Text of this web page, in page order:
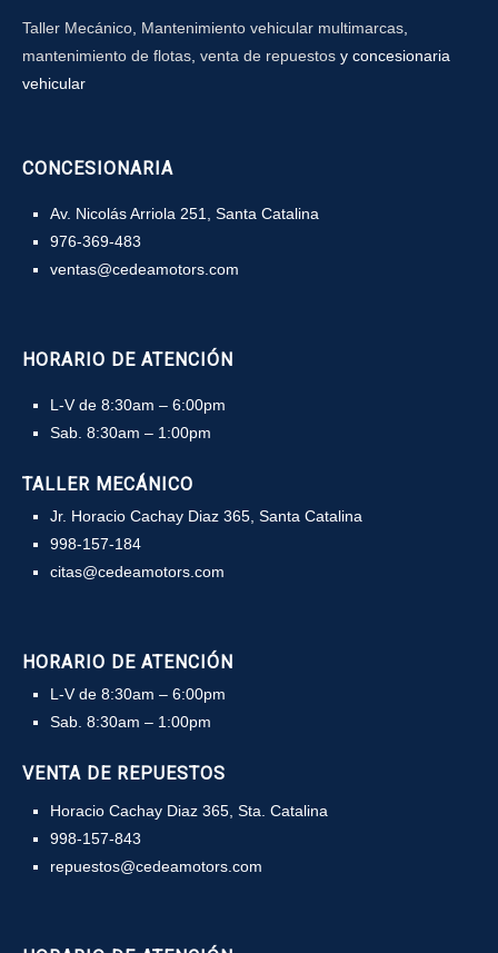
Taller Mecánico Mantenimiento vehicular multimarcas
mantenimiento de flotas venta de repuestos y concesionaria
vehicular
CONCESIONARIA
Av. Nicolás Arriola 251, Santa Catalina
976-369-483
ventas@cedeamotors.com
HORARIO DE ATENCIÓN
L-V de 8:30am – 6:00pm
Sab. 8:30am – 1:00pm
TALLER MECÁNICO
Jr. Horacio Cachay Diaz 365, Santa Catalina
998-157-184
citas@cedeamotors.com
HORARIO DE ATENCIÓN
L-V de 8:30am – 6:00pm
Sab. 8:30am – 1:00pm
VENTA DE REPUESTOS
Horacio Cachay Diaz 365, Sta. Catalina
998-157-843
repuestos@cedeamotors.com